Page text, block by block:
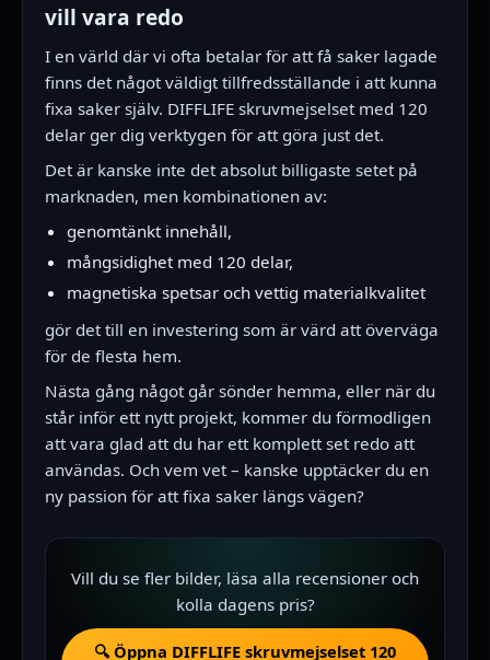
vill vara redo
I en värld där vi ofta betalar för att få saker lagade
finns det något väldigt tillfredsställande i att kunna
fixa saker själv. DIFFLIFE skruvmejselset med 120
delar ger dig verktygen för att göra just det.
Det är kanske inte det absolut billigaste setet på
marknaden, men kombinationen av:
genomtänkt innehåll,
mångsidighet med 120 delar,
magnetiska spetsar och vettig materialkvalitet
gör det till en investering som är värd att överväga
för de flesta hem.
Nästa gång något går sönder hemma, eller när du
står inför ett nytt projekt, kommer du förmodligen
att vara glad att du har ett komplett set redo att
användas. Och vem vet – kanske upptäcker du en
ny passion för att fixa saker längs vägen?
Vill du se fler bilder, läsa alla recensioner och
kolla dagens pris?
🔍 Öppna DIFFLIFE skruvmejselset 120